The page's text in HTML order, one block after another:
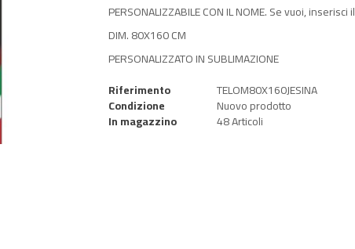
PERSONALIZZABILE CON IL NOME. Se vuoi,
DIM. 80X160 CM
PERSONALIZZATO IN SUBLIMAZIONE
Riferimento
TELOM80X160JESINA
Condizione Nuovo prodotto
In magazzino 48 Articoli